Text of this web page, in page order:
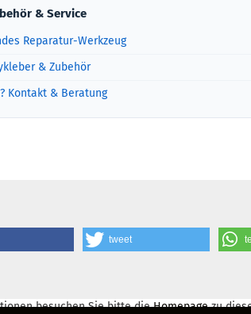
& Service
Reparatur-Werkzeug
& Zubehör
Kontakt & Beratung
tweet
besuchen Sie bitte dieHomepagezu